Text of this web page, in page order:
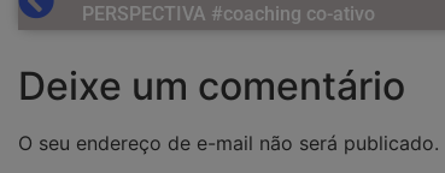
PERSPECTIVA #coaching co-ativo
Deixe um comentário
O seu endereço de e-mail não será publicado.